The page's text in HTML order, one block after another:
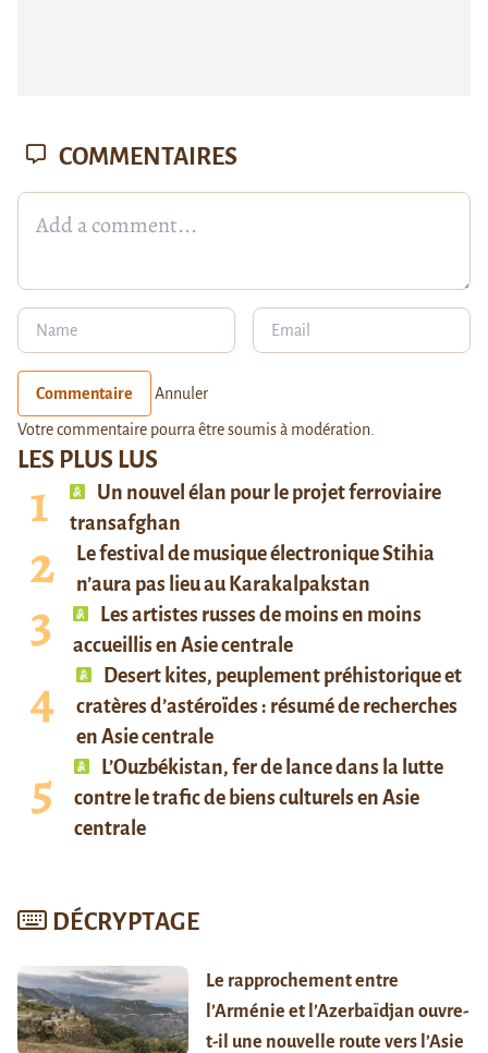
LES PLUS LUS
Un nouvel élan pour le projet ferroviaire
transafghan
Le festival de musique électronique Stihia
n’aura pas lieu au Karakalpakstan
Les artistes russes de moins en moins
accueillis en Asie centrale
Desert kites, peuplement préhistorique et
cratères d’astéroïdes : résumé de recherches
en Asie centrale
L’Ouzbékistan, fer de lance dans la lutte
contre le trafic de biens culturels en Asie
centrale
DÉCRYPTAGE
Le rapprochement entre
l’Arménie et l’Azerbaïdjan ouvre-
t-il une nouvelle route vers l’Asie
COMMENTAIRES
Commentaire Annuler
Votre commentaire pourra être soumis à modération.